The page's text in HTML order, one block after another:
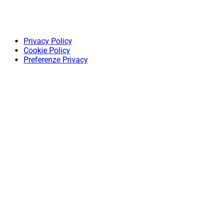
Privacy Policy
Cookie Policy
Preferenze Privacy